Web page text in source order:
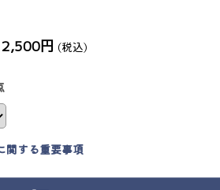
2,500円 (税込)
関する重要事項